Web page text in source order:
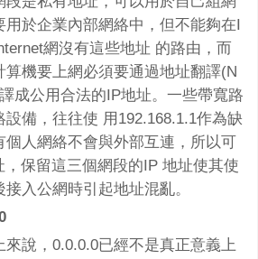
用於企業內部網絡中，但不能夠在I
網沒有這些地址 的路由，而
算機要上網必須要通過地址翻譯(N
成公用合法的IP地址。一些帶寬路
設備，往往使 用192.168.1.1作為缺
個人網絡不會與外部互連，所以可
，保留這三個網段的IP 地址使其使
入公網時引起地址混亂。
說，0.0.0.0已經不是真正意義上